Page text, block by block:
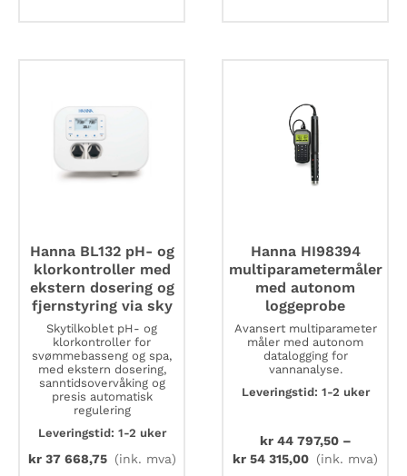
spa
antall
Hanna BL132 pH- og
klorkontroller med
ekstern dosering og
fjernstyring via sky
Skytilkoblet pH- og
klorkontroller for
svømmebasseng og spa,
med ekstern dosering,
sanntidsovervåking og
presis automatisk
regulering
Leveringstid: 1-2 uker
kr37 668,75 (ink. mva)
Hanna HI98394
multiparametermåler
med autonom
loggeprobe
Avansert multiparameter
måler med autonom
datalogging for
vannanalyse.
Leveringstid: 1-2 uker
kr44 797,50–
kr 54 315,00 (ink. mva)